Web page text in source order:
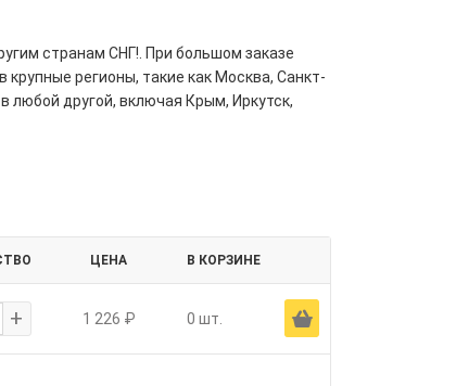
странам СНГ!. При большом заказе
регионы, такие как Москва, Санкт-
любой другой, включая Крым, Иркутск,
ЦЕНА В КОРЗИНЕ
+ 1 226 ₽ 0 шт. Ä